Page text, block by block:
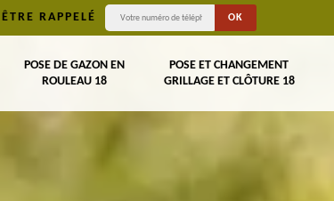
ÊTRE RAPPELÉ
POSE DE GAZON EN
ROULEAU 18
POSE ET CHANGEMENT
GRILLAGE ET CLÔTURE 18